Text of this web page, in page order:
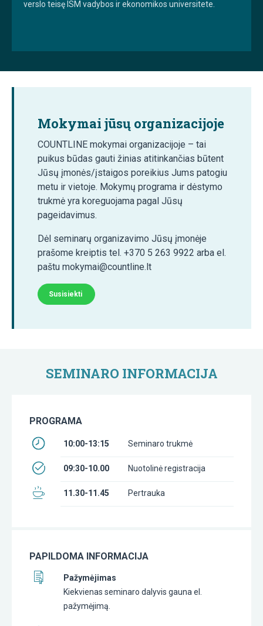
verslo teisę ISM vadybos ir ekonomikos universitete.
Mokymai jūsų organizacijoje
COUNTLINE mokymai organizacijoje – tai
puikus būdas gauti žinias atitinkančias būtent
Jūsų įmonės/įstaigos poreikius Jums patogiu
metu ir vietoje. Mokymų programa ir dėstymo
trukmė yra koreguojama pagal Jūsų
pageidavimus.
Dėl seminarų organizavimo Jūsų įmonėje
prašome kreiptis tel. +370 5 263 9922 arba el.
paštu mokymai@countline.lt
Susisiekti
SEMINARO INFORMACIJA
PROGRAMA
10:00-13:15 Seminaro trukmė
09:30-10.00 Nuotolinė registracija
11.30-11.45 Pertrauka
PAPILDOMA INFORMACIJA
Pažymėjimas
Kiekvienas seminaro dalyvis gauna el.
pažymėjimą.